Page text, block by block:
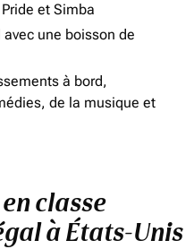
et Simba
une boisson de
à bord,
de la musique et
classe
à États-Unis